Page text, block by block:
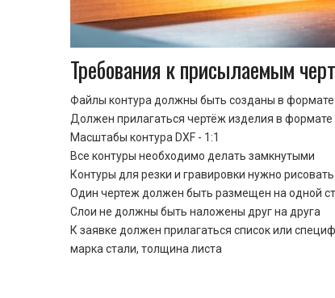
Требования к присылаемым
Файлы контура должны быть созданы в формате
Должен прилагаться чертёж изделия в формате
Масштабы контура DXF - 1:1
Все контуры необходимо делать замкнутыми
Контуры для резки и гравировки нужно
Один чертеж должен быть размещен на одной
Cлои не должны быть наложены друг на друга
К заявке должен прилагаться список или
марка стали, толщина листа